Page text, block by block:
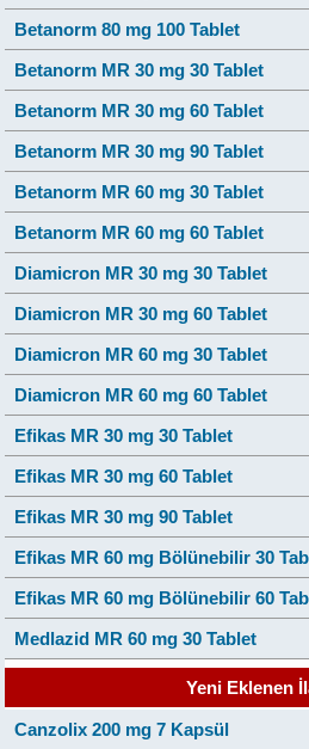
Betanorm 80 mg 100 Tablet
Betanorm MR 30 mg 30 Tablet
Betanorm MR 30 mg 60 Tablet
Betanorm MR 30 mg 90 Tablet
Betanorm MR 60 mg 30 Tablet
Betanorm MR 60 mg 60 Tablet
Diamicron MR 30 mg 30 Tablet
Diamicron MR 30 mg 60 Tablet
Diamicron MR 60 mg 30 Tablet
Diamicron MR 60 mg 60 Tablet
Efikas MR 30 mg 30 Tablet
Efikas MR 30 mg 60 Tablet
Efikas MR 30 mg 90 Tablet
Efikas MR 60 mg Bölünebilir 30
Efikas MR 60 mg Bölünebilir 60
Medlazid MR 60 mg 30 Tablet
Yeni Eklenen
Canzolix 200 mg 7 Kapsül